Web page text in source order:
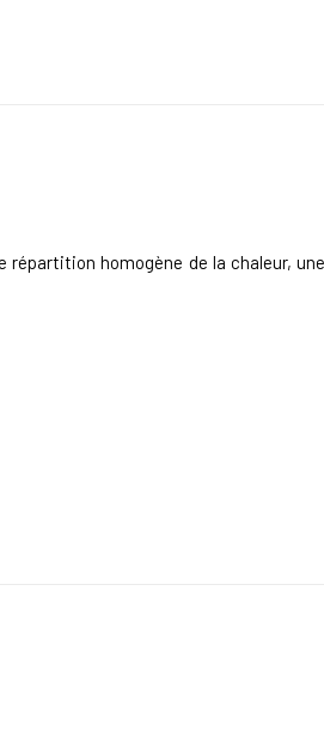
répartition homogène de la chaleur,